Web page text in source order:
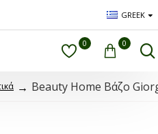
GREEK
0 0
Beauty Home Βάζο